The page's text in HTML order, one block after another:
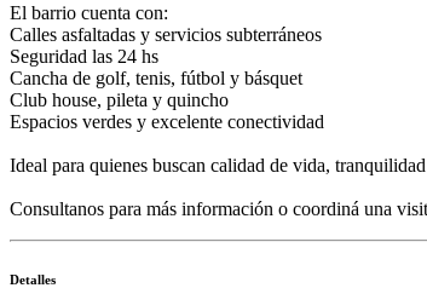
El barrio cuenta con:
Calles asfaltadas y servicios subterráneos
Seguridad las 24 hs
Cancha de golf, tenis, fútbol y básquet
Club house, pileta y quincho
Espacios verdes y excelente conectividad
Ideal para quienes buscan calidad de vida,
Consultanos para más información o coordiná una
Detalles